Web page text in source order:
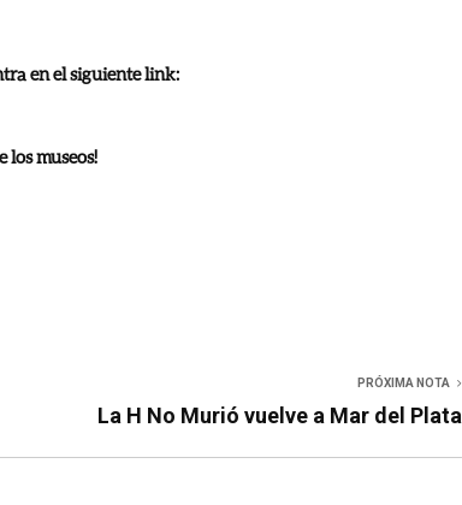
en el siguiente link:
los museos!
PRÓXIMA NOTA
La H No Murió vuelve a Mar del Plata